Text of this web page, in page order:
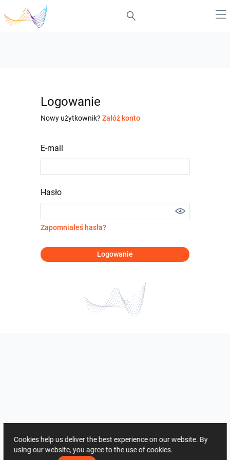
Logowanie
Nowy użytkownik? Załóż konto
E-mail
Hasło
Zapomniałeś hasła?
Logowanie
Cookies help us deliver the best experience on our website. By
using our website, you agree to the use of cookies.